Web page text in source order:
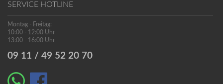
SERVICE HOTLINE
Montag - Freitag:
10:00 - 12:00 Uhr
13:00 - 16:00 Uhr
09 11 / 49 52 20 70